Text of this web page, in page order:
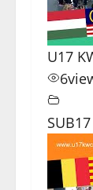
U17
6